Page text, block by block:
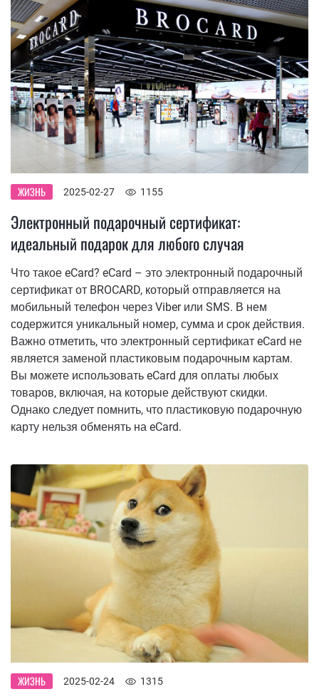
ЖИЗНЬ 2025-02-27 1155
Электронный подарочный сертификат:
идеальный подарок для любого случая
Что такое eCard? eCard – это электронный подарочный
сертификат от BROCARD, который отправляется на
мобильный телефон через Viber или SMS. В нем
содержится уникальный номер, сумма и срок действия.
Важно отметить, что электронный сертификат eCard не
является заменой пластиковым подарочным картам.
Вы можете использовать eCard для оплаты любых
товаров, включая, на которые действуют скидки.
Однако следует помнить, что пластиковую подарочную
карту нельзя обменять на eCard.
ЖИЗНЬ 2025-02-24 1315